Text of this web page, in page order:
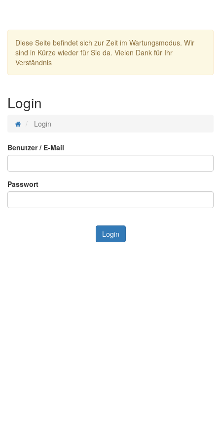
Diese Seite befindet sich zur Zeit im Wartungsmodus. Wir
sind in Kürze wieder für Sie da. Vielen Dank für Ihr
Verständnis
Login
Login
Benutzer / E-Mail
Passwort
Login